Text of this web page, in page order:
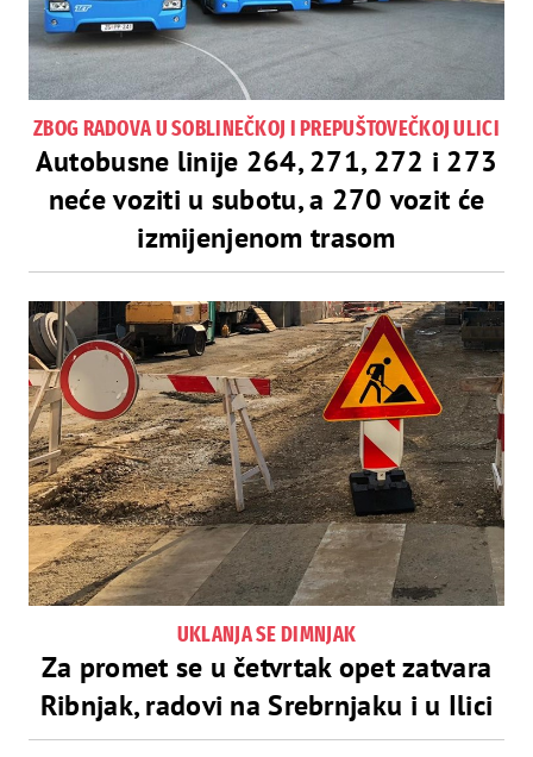
ZBOG RADOVA U SOBLINEČKOJ I PREPUŠTOVEČKOJ ULICI
Autobusne linije 264, 271, 272 i 273
neće voziti u subotu, a 270 vozit će
izmijenjenom trasom
UKLANJA SE DIMNJAK
Za promet se u četvrtak opet zatvara
Ribnjak, radovi na Srebrnjaku i u Ilici